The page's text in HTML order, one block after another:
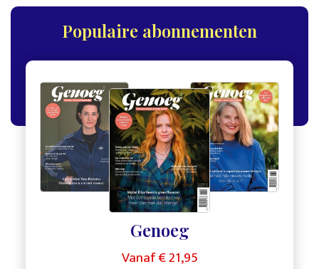
Populaire abonnementen
,,
Genoeg
Vanaf € 21,95